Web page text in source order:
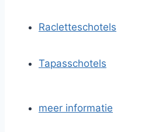
Racletteschotels
Tapasschotels
meer informatie